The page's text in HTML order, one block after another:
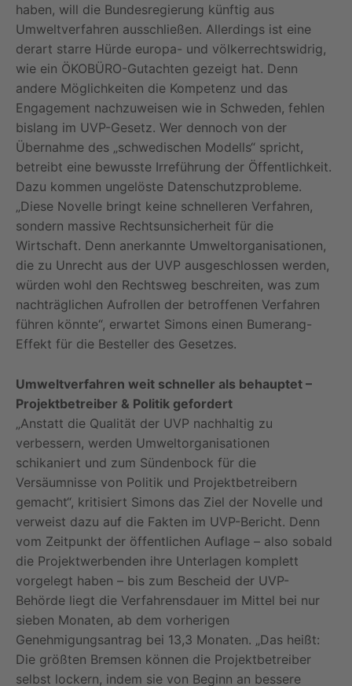
haben, will die Bundesregierung künftig aus
Umweltverfahren ausschließen. Allerdings ist eine
derart starre Hürde europa- und völkerrechtswidrig,
wie ein ÖKOBÜRO-Gutachten gezeigt hat. Denn
andere Möglichkeiten die Kompetenz und das
Engagement nachzuweisen wie in Schweden, fehlen
bislang im UVP-Gesetz. Wer dennoch von der
Übernahme des „schwedischen Modells“ spricht,
betreibt eine bewusste Irreführung der Öffentlichkeit.
Dazu kommen ungelöste Datenschutzprobleme.
„Diese Novelle bringt keine schnelleren Verfahren,
sondern massive Rechtsunsicherheit für die
Wirtschaft. Denn anerkannte Umweltorganisationen,
die zu Unrecht aus der UVP ausgeschlossen werden,
würden wohl den Rechtsweg beschreiten, was zum
nachträglichen Aufrollen der betroffenen Verfahren
führen könnte“, erwartet Simons einen Bumerang-
Effekt für die Besteller des Gesetzes.
Umweltverfahren weit schneller als behauptet –
Projektbetreiber & Politik gefordert
„Anstatt die Qualität der UVP nachhaltig zu
verbessern, werden Umweltorganisationen
schikaniert und zum Sündenbock für die
Versäumnisse von Politik und Projektbetreibern
gemacht“, kritisiert Simons das Ziel der Novelle und
verweist dazu auf die Fakten im UVP-Bericht. Denn
vom Zeitpunkt der öffentlichen Auflage – also sobald
die Projektwerbenden ihre Unterlagen komplett
vorgelegt haben – bis zum Bescheid der UVP-
Behörde liegt die Verfahrensdauer im Mittel bei nur
sieben Monaten, ab dem vorherigen
Genehmigungsantrag bei 13,3 Monaten. „Das heißt:
Die größten Bremsen können die Projektbetreiber
selbst lockern, indem sie von Beginn an bessere